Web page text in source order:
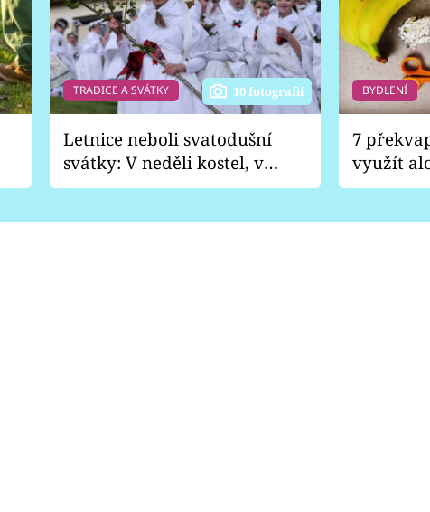
TRADICE A SVÁTKY 10 fotografií
Letnice neboli svatodušní
svátky: V neděli kostel, v
pondělí zábava
BYDLENÍ
7
využít